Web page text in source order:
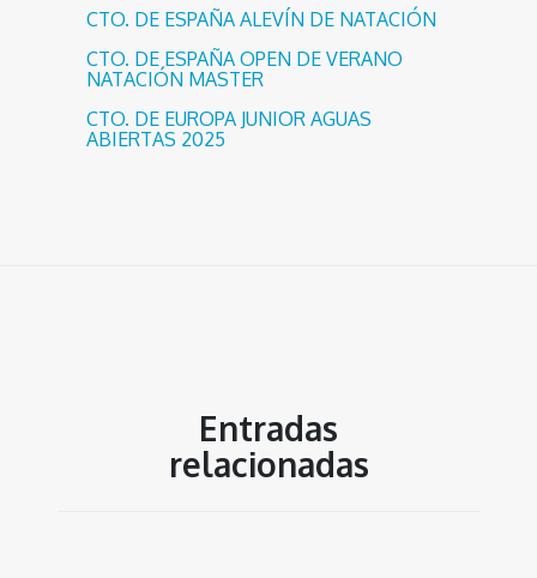
CTO. DE ESPAÑA ALEVÍN DE NATACIÓN
CTO. DE ESPAÑA OPEN DE VERANO
NATACIÓN MASTER
CTO. DE EUROPA JUNIOR AGUAS
ABIERTAS 2025
Entradas
relacionadas